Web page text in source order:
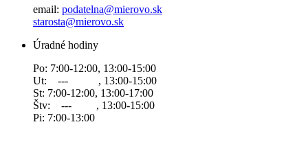
email: podatelna@mierovo.sk
starosta@mierovo.sk
Úradné hodiny
Po: 7:00-12:00, 13:00-15:00
Ut: --- , 13:00-15:00
St: 7:00-12:00, 13:00-17:00
Štv: --- , 13:00-15:00
Pi: 7:00-13:00